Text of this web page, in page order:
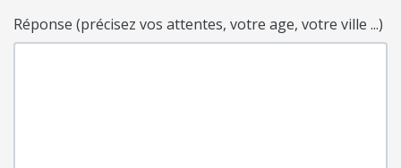
Réponse (précisez vos attentes, votre age, votre ville ...)